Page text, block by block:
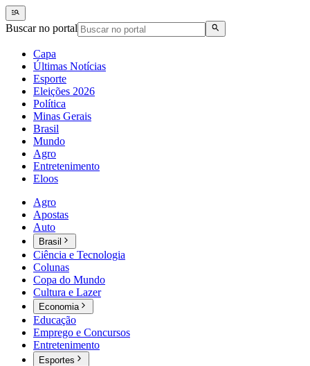
Buscar no portal
Capa
Últimas Notícias
Esporte
Eleições 2026
Política
Minas Gerais
Brasil
Mundo
Agro
Entretenimento
Eloos
Agro
Apostas
Auto
Brasil
Ciência e Tecnologia
Colunas
Copa do Mundo
Cultura e Lazer
Economia
Educação
Emprego e Concursos
Entretenimento
Esportes